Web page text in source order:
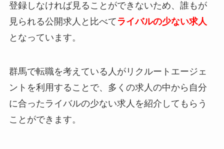
登録しなければ見ることができないため、誰もが
見られる公開求人と比べて ライバルの少ない求人
となっています。
群馬で転職を考えている人がリクルートエージェ
ントを利用することで、多くの求人の中から自分
に合ったライバルの少ない求人を紹介してもらう
ことができます。